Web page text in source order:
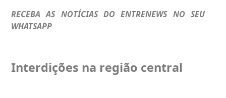
RECEBA AS NOTÍCIAS DO ENTRENEWS NO SEU
WHATSAPP
Interdições na região central